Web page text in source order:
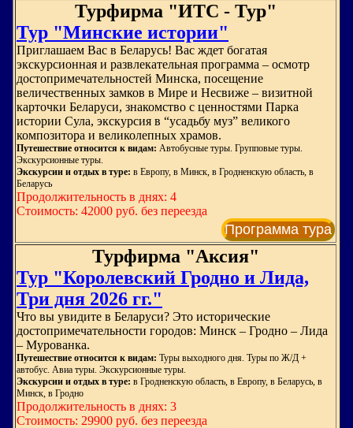
Турфирма "ИТС - Тур"
Тур "Минские истории"
Приглашаем Вас в Беларусь! Вас ждет богатая
экскурсионная и развлекательная программа – осмотр
достопримечательностей Минска, посещение
величественных замков в Мире и Несвиже – визитной
карточки Беларуси, знакомство с ценностями Парка
истории Сула, экскурсия в “усадьбу муз” великого
композитора и великолепных храмов.
Путешествие относится к видам: Автобусные туры. Групповые туры.
Экскурсионные туры.
Экскурсии и отдых в туре: в Европу, в Минск, в Гродненскую область, в
Беларусь
Продолжительность в днях: 4
Стоимость: 42000 руб. без переезда
Программа тура
Турфирма "Аксия"
Тур "Королевский Гродно и Лида,
Три дня 2026 гг."
Что вы увидите в Беларуси? Это исторические
достопримечательности городов: Минск – Гродно – Лида
– Мурованка.
Путешествие относится к видам: Туры выходного дня. Туры по Ж/Д +
автобус. Авиа туры. Экскурсионные туры.
Экскурсии и отдых в туре: в Гродненскую область, в Европу, в Беларусь, в
Минск, в Гродно
Продолжительность в днях: 3
Стоимость: 29900 руб. без переезда